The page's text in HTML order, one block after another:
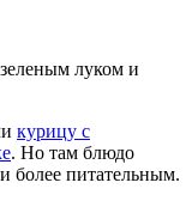
луком и
курицу с
. Но там блюдо
более питательным.